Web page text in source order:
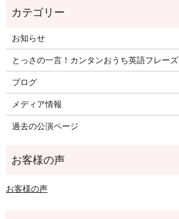
お知らせ
とっさの一言！カンタンおうち英語フレーズ
ブログ
メディア情報
過去の公演ページ
お客様の声